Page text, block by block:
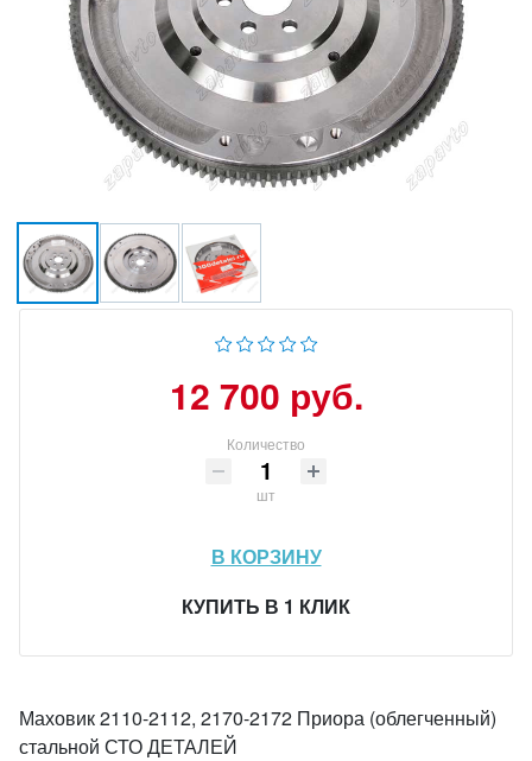
12 700 руб.
Количество
шт
В КОРЗИНУ
КУПИТЬ В 1 КЛИК
Маховик 2110-2112, 2170-2172 Приора (облегченный)
стальной СТО ДЕТАЛЕЙ